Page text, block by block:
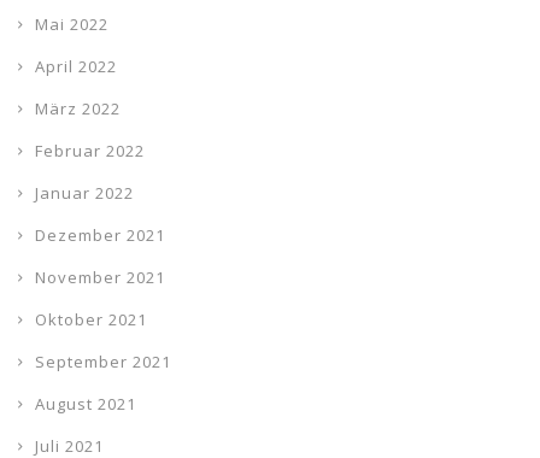
Mai 2022
April 2022
März 2022
Februar 2022
Januar 2022
Dezember 2021
November 2021
Oktober 2021
September 2021
August 2021
Juli 2021